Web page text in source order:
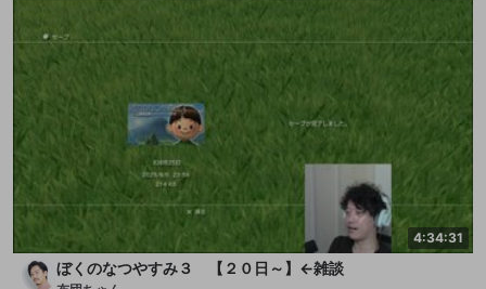
4:34:31
ぼくのなつやすみ３ 【２０日～】←雑談